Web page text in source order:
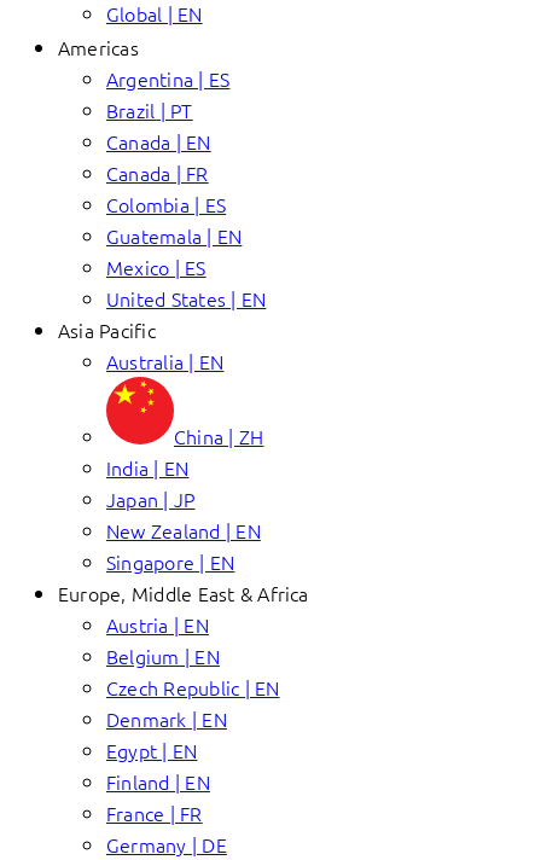
Global | EN
Americas
Argentina | ES
Brazil | PT
Canada | EN
Canada | FR
Colombia | ES
Guatemala | EN
Mexico | ES
United States | EN
Asia Pacific
Australia | EN
China | ZH
India | EN
Japan | JP
New Zealand | EN
Singapore | EN
Europe, Middle East & Africa
Austria | EN
Belgium | EN
Czech Republic | EN
Denmark | EN
Egypt | EN
Finland | EN
France | FR
Germany | DE